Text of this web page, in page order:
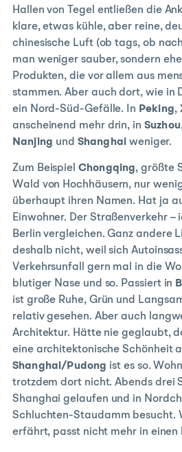
Hallen von Tegel entließen die
klare, etwas kühle, aber reine,
chinesische Luft (ob tags, ob
man weniger sauber, sondern
Produkten, die vor allem aus
stammen. Aber auch dort, wie in
ein Nord-Süd-Gefälle. In Peking,
anscheinend mehr drin, in Suzhou
Nanjing und Shanghai weniger.
Zum Beispiel Chongqing, größte
Wald von Hochhäusern, nur
überhaupt ihren Namen. Hat ja
Einwohner. Der Straßenverkehr
Berlin vergleichen. Ganz andere
deshalb nicht, weil sich
Verkehrsunfall gern mal in die
blutiger Nase und so. Passiert in
ist große Ruhe, Grün und
relativ gesehen. Aber auch
Architektur. Hätte nie geglaubt,
eine architektonische Schönheit
Shanghai/Pudong ist es so.
trotzdem dort nicht. Abends drei
Shanghai gelaufen und in
Schluchten-Staudamm besucht.
erfährt, passt nicht mehr in einen